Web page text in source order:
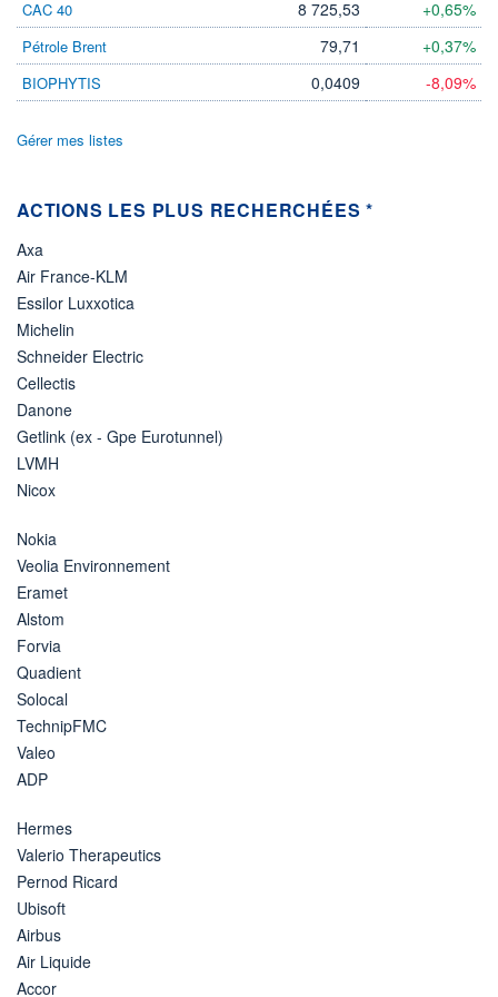
0,00 EUR
PROCHAIN
DIVIDENDE
-
Non éligible
+ PORTEFEUILLE
CAC 40 8 725,53 +0,65%
Pétrole Brent 79,71 +0,37%
BIOPHYTIS 0,0409 -8,09%
Gérer mes listes
ACTIONS LES PLUS RECHERCHÉES *
Axa
Air France-KLM
Essilor Luxxotica
Michelin
Schneider Electric
Cellectis
Danone
Getlink (ex - Gpe Eurotunnel)
LVMH
Nicox
Nokia
Veolia Environnement
Eramet
Alstom
Forvia
Quadient
Solocal
TechnipFMC
Valeo
ADP
Hermes
Valerio Therapeutics
Pernod Ricard
Ubisoft
Airbus
Air Liquide
Accor